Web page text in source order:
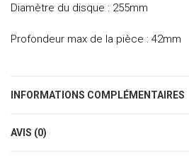
Diamètre du disque : 255mm
Profondeur max de la pièce : 42mm
INFORMATIONS COMPLÉMENTAIRES
AVIS (0)